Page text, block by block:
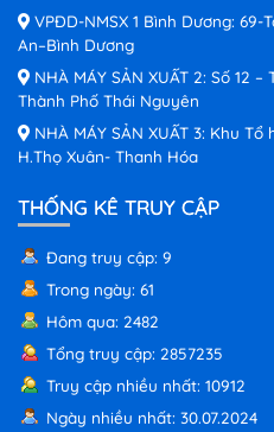
VPĐD-NMSX 1 Bình Dương:
An–Bình Dương
NHÀ MÁY SẢN XUẤT 2: Số 12
Thành Phố Thái Nguyên
NHÀ MÁY SẢN XUẤT 3: Khu
H.Thọ Xuân- Thanh Hóa
THỐNG KÊ TRUY CẬP
Đang truy cập: 9
Trong ngày: 61
Hôm qua: 2482
Tổng truy cập: 2857235
Truy cập nhiều nhất: 10912
Ngày nhiều nhất: 30.07.2024